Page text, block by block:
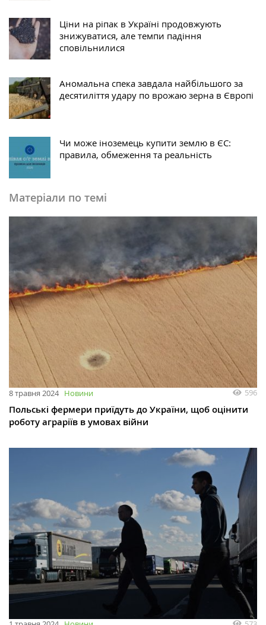
Ціни на ріпак в Україні продовжують
знижуватися, але темпи падіння
сповільнилися
Аномальна спека завдала найбільшого за
десятиліття удару по врожаю зерна в Європі
Чи може іноземець купити землю в ЄС:
правила, обмеження та реальність
Матеріали по темі
8 травня 2024 Новини 596
Польські фермери приїдуть до України, щоб оцінити
роботу аграріїв в умовах війни